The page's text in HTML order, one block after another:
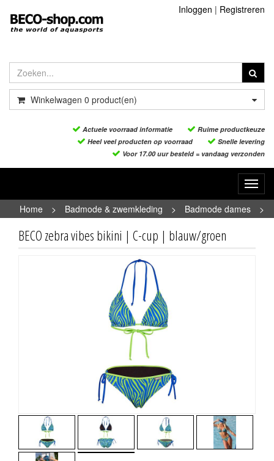
Inloggen | Registreren
Winkelwagen 0 product(en)
Actuele voorraad informatie
Ruime productkeuze
Heel veel producten op voorraad
Snelle levering
Voor 17.00 uur besteld = vandaag verzonden
Home
> Badmode & zwemkleding > Badmode dames
>
BECO zebra vibes bikini | C-cup | blauw/groen
BECO zebra vibes bikini | C-cup | blauw/groen